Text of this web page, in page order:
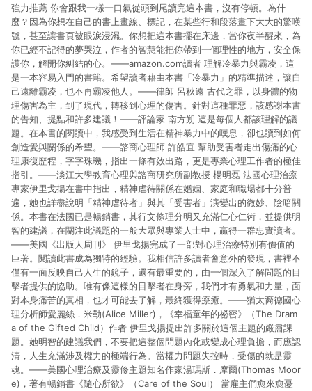
強力推薦 你會跟我一樣一口氣從頭到尾讀完這本書，沒有停頓。為什
麼？因為你想在自己的書上畫線、標記，在某些行和段落畫下大大的驚嘆
號，甚至讓書頁被眼淚浸濕。你想把這本書擺在床邊，當你夜半醒來，為
你已經不記得的夢哭泣，作者的智慧能把你帶到一個理性的地方，安全保
護你，解開你糾結的心。——amazon.com讀者 理解冷暴力與霸凌，這
是一本容易入門的書籍。希望讀者藉由本書「冷暴力」的精準描述，讓自
己遠離霸凌，也不再霸凌他人。——律師 呂秋遠 古代之罪，以身體的物
理傷害為主，到了現代，轉移到心理的傷害。針對這種罪惡，該感謝本書
的告知、提點和許多建議！——評論家 南方朔 這是每個人都該理解的議
題。在本書的閱讀中，我感受到生活在精神暴力中的嘆息，卻也讀到如何
創造愛與關係的希望。——諮商心理師 許皓宜 幫助受害者走出傷痛的心
理康復歷程，字字珠璣，指出一條有效出路，更是專業心理工作者的極佳
指引。——淡江大學教育心理與諮商研究所副教授 楊明磊 法國心理治療
專家伊里戈揚在書中指出，精神虐待關係在婚姻、家庭和職場都十分普
遍，她也詳盡說明「精神虐待者」與其「受害者」演變出的微妙、陰暗關
係。本書在法國已是暢銷書，其行文條理分明又充滿仁心仁術，並提供明
智的建議，在關注此議題的一般大眾與專業人士中，贏得一群忠實讀者。
——美國《出版人周刊》 伊里戈揚完成了一部對心理治療特別有價值的
巨著。閱讀此書成為獨特的經驗。我相信許多讀者會意外的發現，書裡不
僅有一面反映自己人生的鏡子，還有最重要的，由一個深入了解問題的目
擊者提供的協助。唯有像這樣的目擊者在身旁，我們才有勇氣和力量，面
對本身痛苦的真相，也才可能去了解，最終獲得療癒。——猶太裔德國心
理分析師愛麗絲．米勒(Alice Miller)，《幸福童年的祕密》（The Dram
a of the Gifted Child）作者 伊里戈揚提出許多關於這個主題的嚴肅課
題。她明智的建議我們，不要把這整個問題內化或變成心理負擔，而應認
清，人生充滿涉及權力的極端行為。當權力問題失控時，受傷的就是靈
魂。——美國心理治療及靈修主題知名作家湯瑪斯．摩爾(Thomas Moor
e)，著有暢銷書《隨心所欲》（Care of the Soul） 當雇主們愈來愈憂